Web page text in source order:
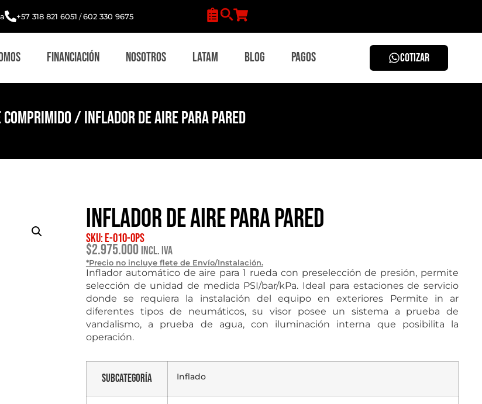
+57 318 821 6051 /602 330 9675
Financiación Nosotros Latam Blog Pagos COTIZAR
/ Inflador de aire para pared
Inflador de aire para pared
SKU: E-010-OPS
$2.975.000 Incl. IVA
*Precio no incluye flete de Envío/Instalación.
Inflador automático de aire para 1 rueda con preselección de presión, permite
selección de unidad de medida PSI/bar/kPa. Ideal para estaciones de servicio
donde se requiera la instalación del equipo en exteriores Permite in ar
diferentes tipos de neumáticos, su visor posee un sistema a prueba de
vandalismo, a prueba de agua, con iluminación interna que posibilita la
operación.
Subcategoría Inflado